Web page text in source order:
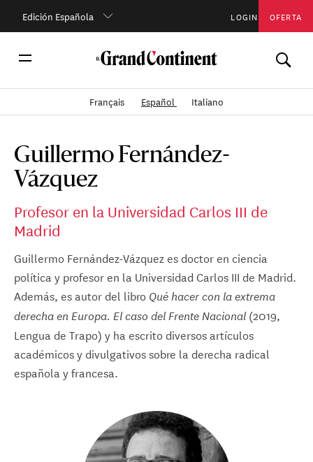
Edición Española LOGIN OFERTA
Français Español Italiano
Guillermo Fernández-
Vázquez
Profesor en la Universidad Carlos III de
Madrid
Guillermo Fernández-Vázquez es doctor en ciencia
política y profesor en la Universidad Carlos III de Madrid.
Además, es autor del libro Qué hacer con la extrema
derecha en Europa. El caso del Frente Nacional (2019,
Lengua de Trapo) y ha escrito diversos artículos
académicos y divulgativos sobre la derecha radical
española y francesa.